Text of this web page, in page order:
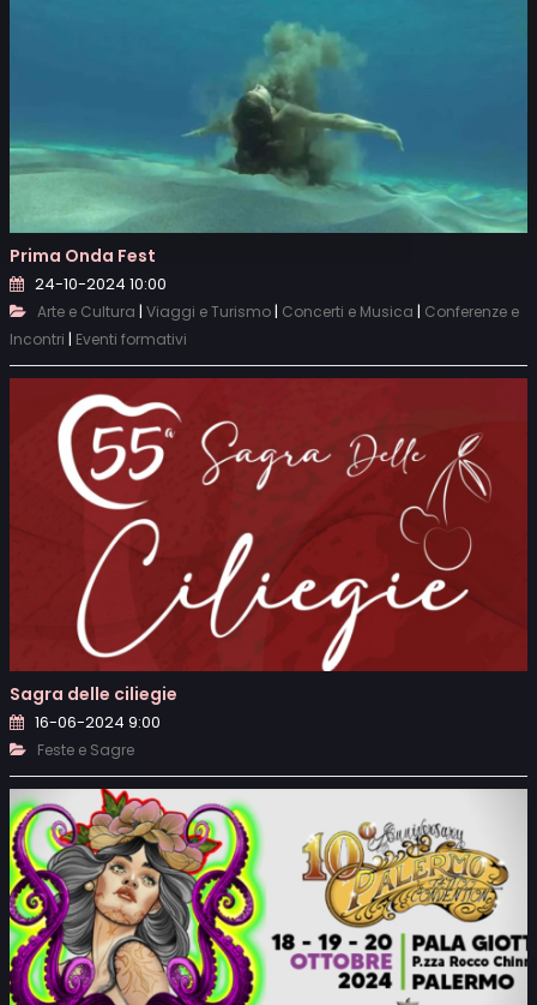
Prima Onda Fest
24-10-2024 10:00
Arte e Cultura | Viaggi e Turismo| Concerti e Musica | Conferenze e
Incontri | Eventi formativi
Sagra delle ciliegie
16-06-2024 9:00
Feste e Sagre